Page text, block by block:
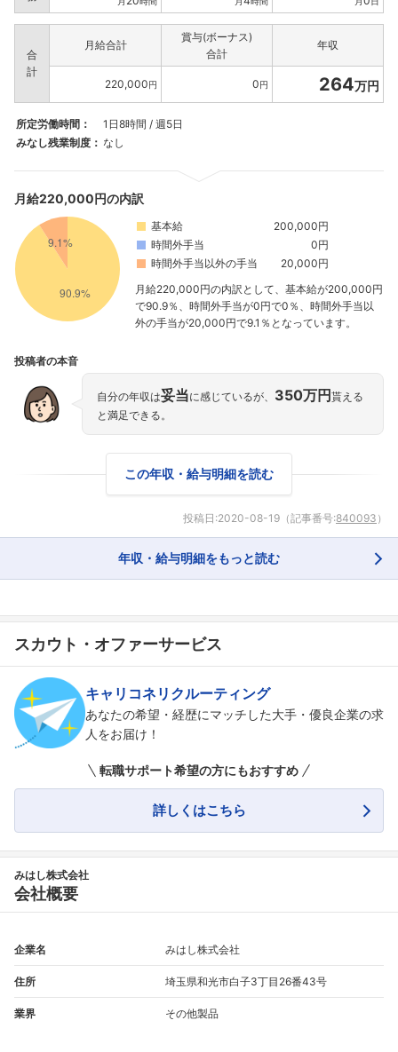
こちらの企業もフォローしませんか？
合
計
月給合計
賞与(ボーナス)
合計
年収
220,000円 0円 264万円
所定労働時間：
1日8時間 / 週5日
みなし残業制度： なし
月給220,000円の内訳
基本給
200,000円
時間外手当
0円
時間外手当以外の手当
20,000円
月給220,000円の内訳として、基本給が200,000円
で90.9％、時間外手当が0円で0％、時間外手当以
外の手当が20,000円で9.1％となっています。
投稿者の本音
自分の年収は妥当に感じているが、 350万円 貰える
と満足できる。
この年収・給与明細を読む
投稿日:2020-08-19 （記事番号:840093 ）
年収・給与明細をもっと読む
スカウト・オファーサービス
キャリコネリクルーティング
あなたの希望・経歴にマッチした大手・優良企業の求
人をお届け！
転職サポート希望の方にもおすすめ
詳しくはこちら
みはし株式会社
会社概要
企業名 みはし株式会社
住所 埼玉県和光市白子3丁目26番43号
業界 その他製品